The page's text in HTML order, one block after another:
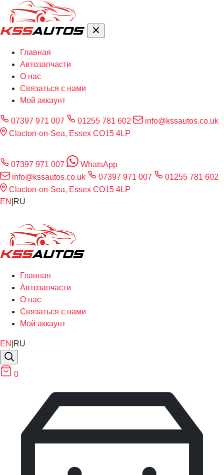
Главная
Автозапчасти
О нас
Связаться с нами
Мой аккаунт
07397 971 007 01255 781 602
info@kssautos.co.uk
Clacton-on-Sea, Essex CO15 4LP
07397 971 007
WhatsApp
info@kssautos.co.uk
07397 971 007
01255 781 602
Clacton-on-Sea, Essex CO15 4LP
EN RU
Главная
Автозапчасти
О нас
Связаться с нами
Мой аккаунт
EN RU
0